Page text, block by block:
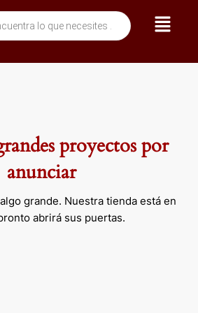
Menú
proyectos por
anunciar
grande. Nuestra tienda está en
abrirá sus puertas.